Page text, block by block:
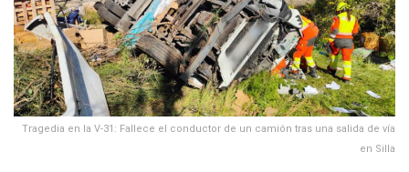
Tragedia en la V-31: Fallece el conductor de un camión tras una salida de vía
en Silla